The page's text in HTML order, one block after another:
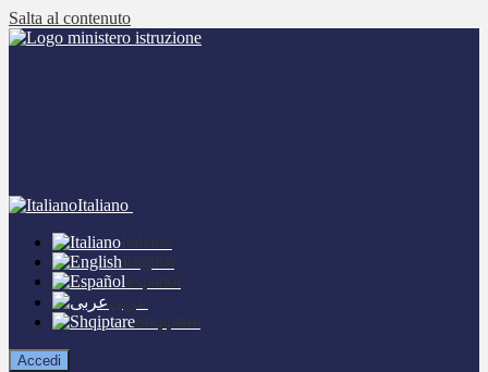
Salta al contenuto
Italiano
Italiano
English
Español
عربى
Shqiptare
Accedi